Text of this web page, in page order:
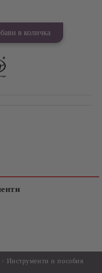
Инструменти и пособия